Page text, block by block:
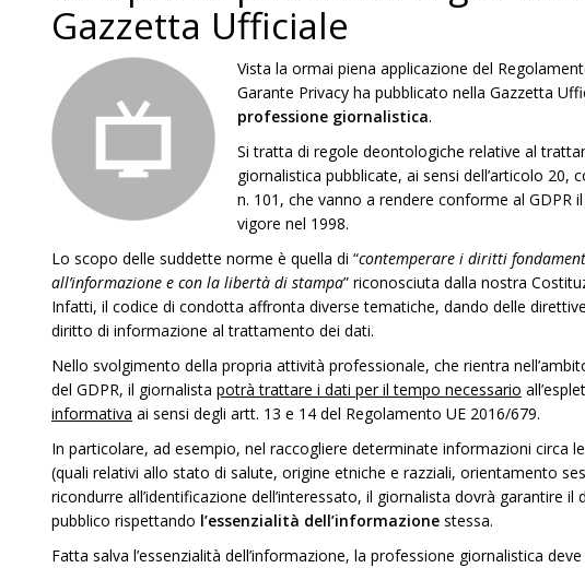
Gazzetta Ufficiale
Vista la ormai piena applicazione del
Garante Privacy ha pubblicato nella Gazzetta
professione giornalistica.
Si tratta di regole deontologiche relative al
giornalistica pubblicate, ai sensi dell’articolo
n. 101, che vanno a rendere conforme al
vigore nel 1998.
Lo scopo delle suddette norme è quella di “contemperare i diritti
all’informazione e con la libertà di stampa” riconosciuta dalla nostra
Infatti, il codice di condotta affronta diverse tematiche, dando delle
diritto di informazione al trattamento dei dati.
Nello svolgimento della propria attività professionale, che rientra
del GDPR, il giornalista potrà trattare i dati per il tempo necessario
informativa ai sensi degli artt. 13 e 14 del Regolamento UE 2016/679.
In particolare, ad esempio, nel raccogliere determinate informazioni circa
(quali relativi allo stato di salute, origine etniche e razziali, orientamento
ricondurre all’identificazione dell’interessato, il giornalista dovrà garantire
pubblico rispettando l’essenzialità dell’informazione stessa.
Fatta salva l’essenzialità dell’informazione, la professione giornalistica